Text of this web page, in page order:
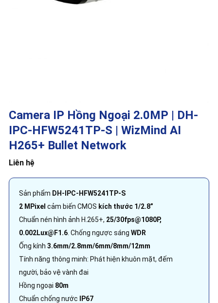
Camera IP Hồng Ngoại 2.0MP | DH-
IPC-HFW5241TP-S | WizMind AI
H265+ Bullet Network
Liên hệ
Sản phẩm DH-IPC-HFW5241TP-S
2 MPixel cảm biến CMOS kích thước 1/2.8”
Chuẩn nén hình ảnh H.265+, 25/30fps@1080P,
0.002Lux@F1.6 . Chống ngược sáng WDR
Ống kính 3.6mm/2.8mm/6mm/8mm/12mm
Tính năng thông minh: Phát hiện khuôn mặt, đếm
người, bảo vệ vành đai
Hồng ngoại 80m
Chuẩn chống nước
IP67